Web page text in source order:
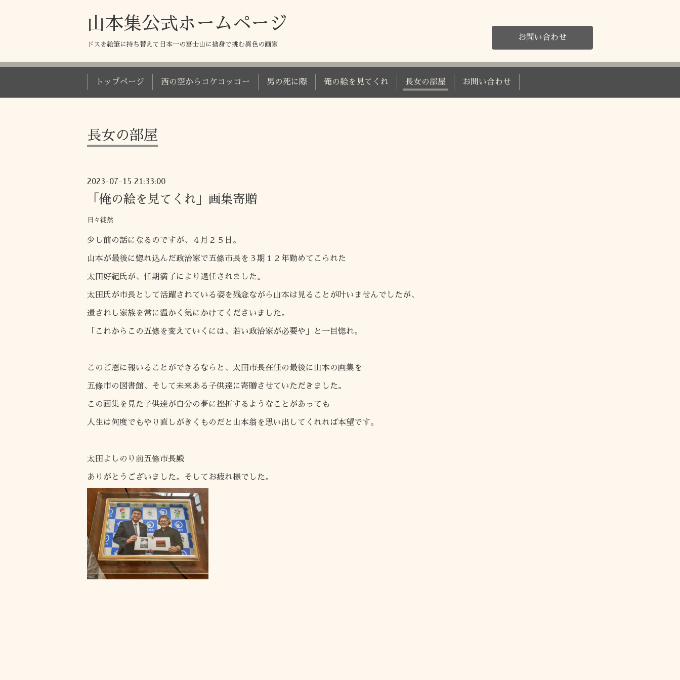
山本集公式ホームページ
ドスを絵筆に持ち替えて日本一の富士山に捨身で挑む異色の画家
お問い合わせ
トップページ 西の空からコケコッコー 男の死に際 俺の絵を見てくれ 長女の部屋 お問い合わせ
長女の部屋
2023-07-15 21:33:00
「俺の絵を見てくれ」画集寄贈
日々徒然
少し前の話になるのですが、４月２５日。
山本が最後に惚れ込んだ政治家で五條市長を３期１２年勤めてこられた
太田好紀氏が、任期満了により退任されました。
太田氏が市長として活躍されている姿を残念ながら山本は見ることが叶いませんでしたが、
遺されし家族を常に温かく気にかけてくださいました。
「これからこの五條を変えていくには、若い政治家が必要や」と一目惚れ。
このご恩に報いることができるならと、太田市長在任の最後に山本の画集を
五條市の図書館、そして未来ある子供達に寄贈させていただきました。
この画集を見た子供達が自分の夢に挫折するようなことがあっても
人生は何度でもやり直しがきくものだと山本翁を思い出してくれれば本望です。
太田よしのり前五條市長殿
ありがとうございました。そしてお疲れ様でした。